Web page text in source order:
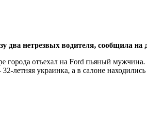
два нетрезвых водителя, сообщила на
города отъехал на Ford пьяный
летняя украинка, а в салоне